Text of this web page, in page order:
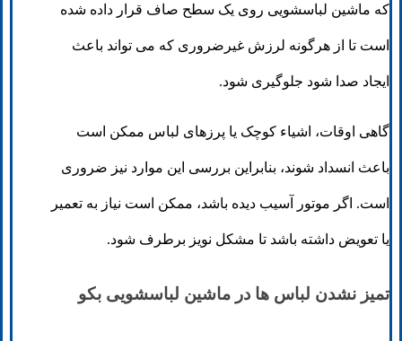
که ماشین لباسشویی روی یک سطح صاف قرار داده شده
است تا از هرگونه لرزش غیرضروری که می تواند باعث
ایجاد صدا شود جلوگیری شود.
گاهی اوقات، اشیاء کوچک یا پرزهای لباس ممکن است
باعث انسداد شوند، بنابراین بررسی این موارد نیز ضروری
است. اگر موتور آسیب دیده باشد، ممکن است نیاز به تعمیر
یا تعویض داشته باشد تا مشکل نویز برطرف شود.
تمیز نشدن لباس ها در ماشین لباسشویی بکو